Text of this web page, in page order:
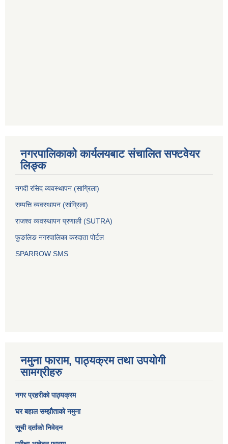
नगरपालिकाको कार्यलयबाट संचालित सफ्टवेयर
लिङ्क
नगदी रसिद व्यवस्थापन (साग्रिला)
सम्पत्ति व्यवस्थापन (सांग्रिला)
राजश्व व्यवस्थापन प्रणाली (SUTRA)
फुङलिङ नगरपालिका करदाता पोर्टल
SPARROW SMS
नमुना फाराम, पाठ्यक्रम तथा उपयोगी
सामग्रीहरु
नगर प्रहरीको पाठ्यक्रम
घर बहाल सम्झौताको नमुना
सूची दर्ताको निवेदन